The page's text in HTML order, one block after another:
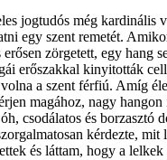
jogtudós még kardinális
egy szent remetét.
zörgetett, egy hang
erőszakkal kinyitották
a szent férfiú. Amíg
magához, nagy
csodálatos és borzasztó
kérdezte, mit
és láttam, hogy a